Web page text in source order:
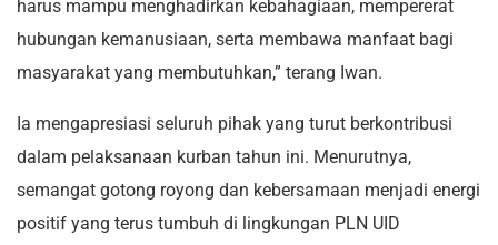
harus mampu menghadirkan kebahagiaan, mempererat
hubungan kemanusiaan, serta membawa manfaat bagi
masyarakat yang membutuhkan,” terang Iwan.
Ia mengapresiasi seluruh pihak yang turut berkontribusi
dalam pelaksanaan kurban tahun ini. Menurutnya,
semangat gotong royong dan kebersamaan menjadi energi
positif yang terus tumbuh di lingkungan PLN UID